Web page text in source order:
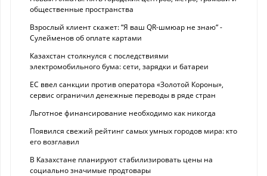
общественные пространства
Взрослый клиент скажет: “Я ваш QR-шмюар не знаю“ -
Сулейменов об оплате картами
Казахстан столкнулся с последствиями
электромобильного бума: сети, зарядки и батареи
ЕС ввел санкции против оператора «Золотой Короны»,
сервис ограничил денежные переводы в ряде стран
Льготное финансирование необходимо как никогда
Появился свежий рейтинг самых умных городов мира: кто
его возглавил
В Казахстане планируют стабилизировать цены на
социально значимые продтовары